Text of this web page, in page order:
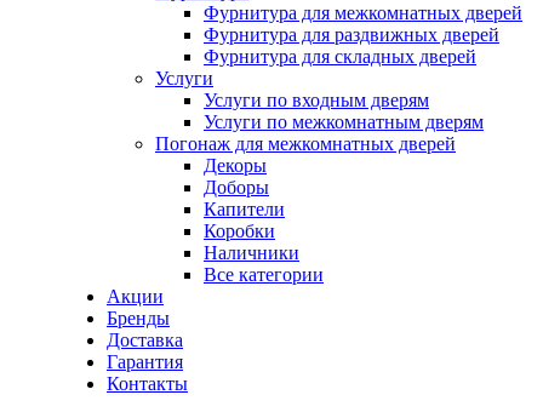
Фурнитура для межкомнатных дверей
Фурнитура для раздвижных дверей
Фурнитура для складных дверей
Услуги
Услуги по входным дверям
Услуги по межкомнатным дверям
Погонаж для межкомнатных дверей
Декоры
Доборы
Капители
Коробки
Наличники
Все категории
Акции
Бренды
Доставка
Гарантия
Контакты